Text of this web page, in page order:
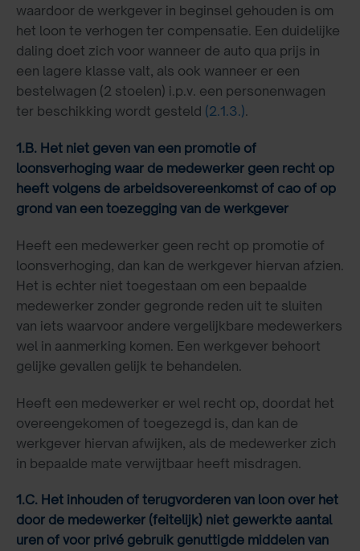
waardoor de werkgever in beginsel gehouden is om
het loon te verhogen ter compensatie. Een duidelijke
daling doet zich voor wanneer de auto qua prijs in
een lagere klasse valt, als ook wanneer er een
bestelwagen (2 stoelen) i.p.v. een personenwagen
ter beschikking wordt gesteld (2.1.3.).
1.B. Het niet geven van een promotie of
loonsverhoging waar de medewerker geen recht op
heeft volgens de arbeidsovereenkomst of cao of op
grond van een toezegging van de werkgever
Heeft een medewerker geen recht op promotie of
loonsverhoging, dan kan de werkgever hiervan afzien.
Het is echter niet toegestaan om een bepaalde
medewerker zonder gegronde reden uit te sluiten
van iets waarvoor andere vergelijkbare medewerkers
wel in aanmerking komen. Een werkgever behoort
gelijke gevallen gelijk te behandelen.
Heeft een medewerker er wel recht op, doordat het
overeengekomen of toegezegd is, dan kan de
werkgever hiervan afwijken, als de medewerker zich
in bepaalde mate verwijtbaar heeft misdragen.
1.C. Het inhouden of terugvorderen van loon over het
door de medewerker (feitelijk) niet gewerkte aantal
uren of voor privé gebruik genuttigde middelen van